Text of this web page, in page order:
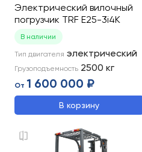
Электрический вилочный
погрузчик TRF E25-3i4K
В наличии
Тип двигателя электрический
Грузоподъемность 2500 кг
От 1 600 000 ₽
В корзину